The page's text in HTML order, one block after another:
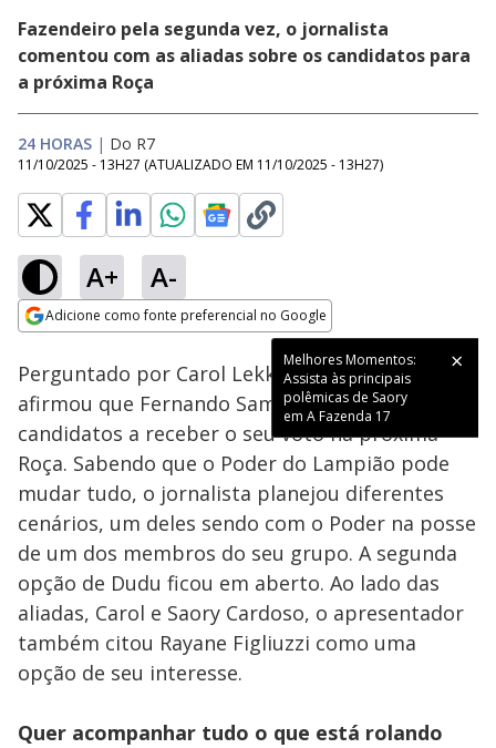
Fazendeiro pela segunda vez, o jornalista
comentou com as aliadas sobre os candidatos para
a próxima Roça
24 HORAS | Do R7
11/10/2025 - 13H27 (ATUALIZADO EM 11/10/2025 - 13H27)
A+ A-
Adicione como fonte preferencial no Google
Melhores Momentos:
Assista às principais
polêmicas de Saory
em A Fazenda 17
Ativar
Loaded
26.15%
Perguntado por Carol Lekker, Dudu Camargo
afirmou que Fernando Sampaio era um dos
candidatos a receber o seu voto na próxima
Roça. Sabendo que o Poder do Lampião pode
mudar tudo, o jornalista planejou diferentes
cenários, um deles sendo com o Poder na posse
de um dos membros do seu grupo. A segunda
opção de Dudu ficou em aberto. Ao lado das
aliadas, Carol e Saory Cardoso, o apresentador
também citou Rayane Figliuzzi como uma
opção de seu interesse.
Quer acompanhar tudo o que está rolando